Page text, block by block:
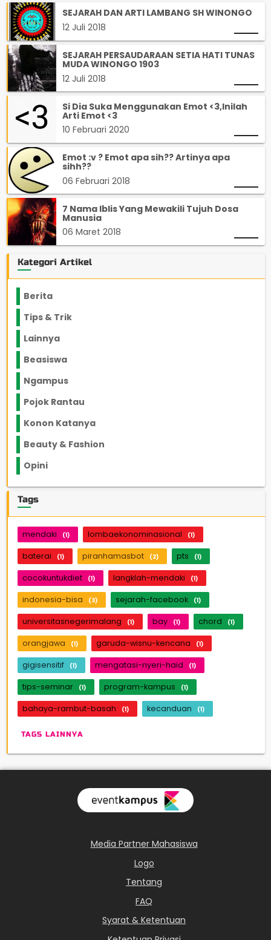
SEJARAH DAN ARTI LAMBANG SH WINONGO
12 Juli 2018
SEJARAH PERSAUDARAAN SETIA HATI TUNAS
MUDA WINONGO 1903
12 Juli 2018
Si Dia Suka Menggunakan Emot <3,Inilah
Arti Emot <3
10 Februari 2020
Emot :v ? Emot apa sih?? Artinya apa
sihh??
06 Februari 2018
7 Nama Iblis Yang Mewakili Tujuh Dosa
Manusia
06 Maret 2018
Kategori Artikel
Berita
Tips & Trik
Lainnya
Beasiswa
Ngampus
Pojok Rantau
Konon Katanya
Beauty & Fashion
Opini
Tags
mendaki (1) lombaekonominasional (1)
baterai (1) piranhamasbot (2) pts (1)
cocokuntukdiet (1) langklah-mendaki (1)
indonesia-bisa (3) sejarah-facebook (1)
universitasnegerimalang (1) bay (1) chord (1)
orangjawa (1) garuda-wisnu-kencana (1)
gigisensitif (1) mengatasi-nyeri-haid (1)
tips-seminar (1) program-kampus (1)
bahaya-rambut-basah (1) kecanduan (1)
TAGS LAINNYA
Media Partner Mahasiswa
Logo
Tentang
FAQ
Syarat & Ketentuan